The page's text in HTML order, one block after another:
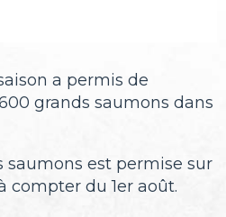
a permis de
grands saumons dans
saumons est permise sur
compter du 1er août.